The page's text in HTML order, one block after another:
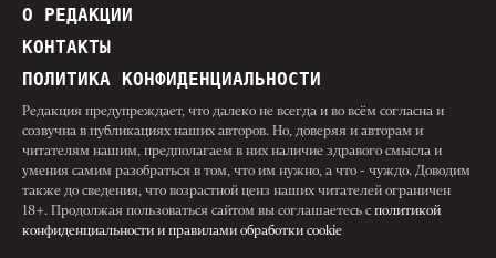
О РЕДАКЦИИ
КОНТАКТЫ
ПОЛИТИКА КОНФИДЕНЦИАЛЬНОСТИ
Редакция предупреждает, что далеко не всегда и во всём согласна и
созвучна в публикациях наших авторов. Но, доверяя и авторам и
читателям нашим, предполагаем в них наличие здравого смысла и
умения самим разобраться в том, что им нужно, а что - чуждо. Доводим
также до сведения, что возрастной ценз наших читателей ограничен
18+. Продолжая пользоваться сайтом вы соглашаетесь с политикой
конфиденциальности и правилами обработки cookie